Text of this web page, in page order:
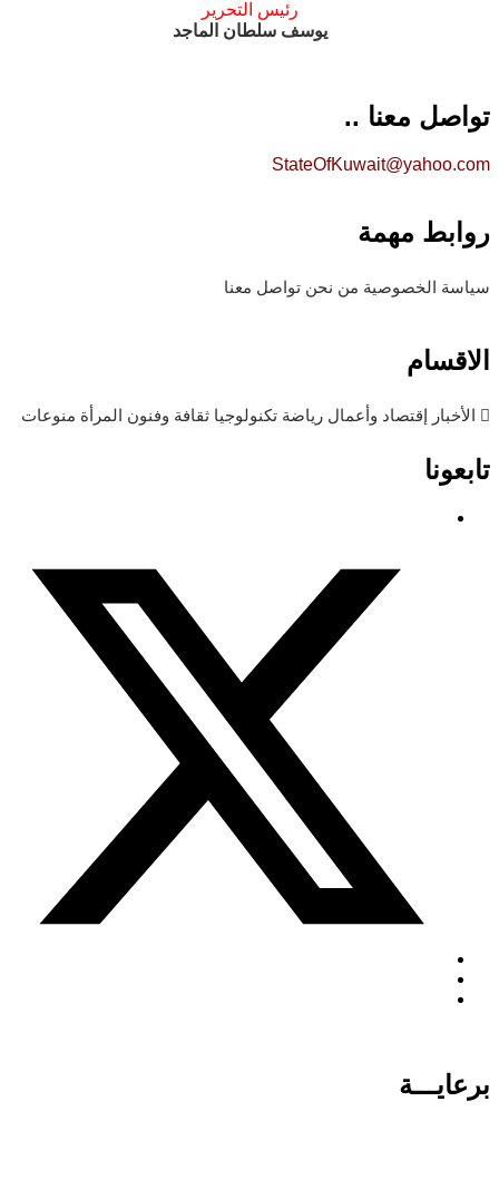
رئيس التحرير
يوسف سلطان الماجد
تواصل معنا ..
StateOfKuwait@yahoo.com
روابط مهمة
سياسة الخصوصية من نحن تواصل معنا
الاقسام
الأخبار إقتصاد وأعمال رياضة تكنولوجيا ثقافة وفنون المرأة منوعات
تابعونا
برعايـــة